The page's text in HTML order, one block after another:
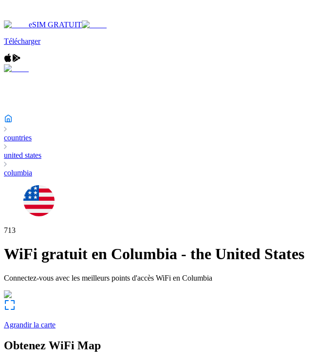
eSIM GRATUIT
Télécharger
countries
united states
columbia
713
WiFi gratuit en Columbia - the United States
Connectez-vous avec les meilleurs points d'accès WiFi en Columbia
Agrandir la carte
Obtenez WiFi Map